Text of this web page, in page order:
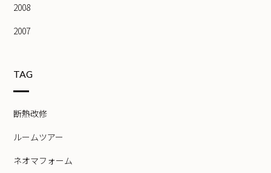
2008
2007
TAG
断熱改修
ルームツアー
ネオマフォーム